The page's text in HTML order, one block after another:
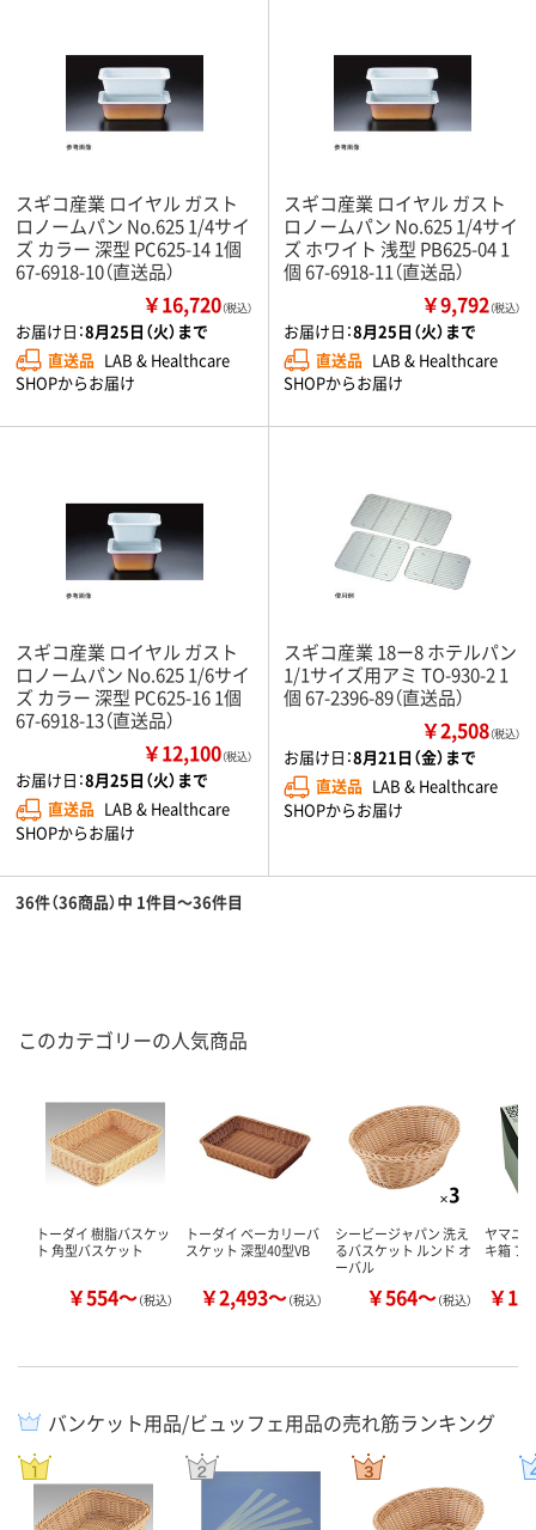
スギコ産業 ロイヤル ガスト
ロノームパン No.625 1/4サイ
ズ カラー 深型 PC625-14 1個
67-6918-10（直送品）
￥16,720（税込）
お届け日：8月25日（火）まで
直送品 LAB & Healthcare
SHOPからお届け
スギコ産業 ロイヤル ガスト
ロノームパン No.625 1/4サイ
ズ ホワイト 浅型 PB625-04 1
個 67-6918-11（直送品）
￥9,792（税込）
お届け日：8月25日（火）まで
直送品 LAB & Healthcare
SHOPからお届け
スギコ産業 ロイヤル ガスト
ロノームパン No.625 1/6サイ
ズ カラー 深型 PC625-16 1個
67-6918-13（直送品）
￥12,100（税込）
お届け日：8月25日（火）まで
直送品 LAB & Healthcare
SHOPからお届け
スギコ産業 18ー8 ホテルパン
1/1サイズ用アミ TO-930-2 1
個 67-2396-89（直送品）
￥2,508（税込）
お届け日：8月21日（金）まで
直送品 LAB & Healthcare
SHOPからお届け
36件（36商品）中 1件目～36件目
このカテゴリーの人気商品
トーダイ 樹脂バスケッ
ト 角型バスケット
￥554～（税込）
トーダイ ベーカリーバ
スケット 深型40型VB
￥2,493～（税込）
シービージャパン 洗え
るバスケット ルンド オ
ーバル
￥564～（税込）
ヤマニ
キ箱 フ
￥
バンケット用品/ビュッフェ用品の売れ筋ランキング